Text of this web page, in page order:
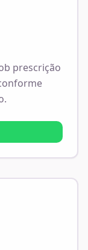
prescrição